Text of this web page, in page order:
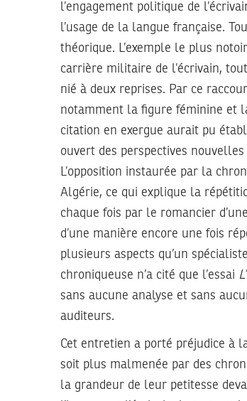
l’engagement politique de
l’usage de la langue française.
théorique. L’exemple le plus
carrière militaire de l’écrivain,
nié à deux reprises. Par ce
notamment la figure féminine et
citation en exergue aurait pu
ouvert des perspectives
L’opposition instaurée par la
Algérie, ce qui explique la
chaque fois par le romancier
d’une manière encore une fois
plusieurs aspects qu’un
chroniqueuse n’a cité que l’essai
sans aucune analyse et sans
auditeurs.
Cet entretien a porté préjudice à
soit plus malmenée par des
la grandeur de leur petitesse